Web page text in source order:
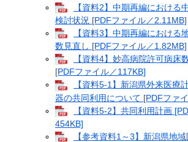
【資料2】中期再編における
検討状況 [PDFファイル／2.11MB]
【資料3】中期再編における
数見直し [PDFファイル／1.82MB]
【資料4】妙高病院許可病床
[PDFファイル／117KB]
【資料5-1】新潟県外来医療
器の共同利用について [PDFファ
【資料5-2】共同利用計画
454KB]
【参考資料1～3】新潟県地